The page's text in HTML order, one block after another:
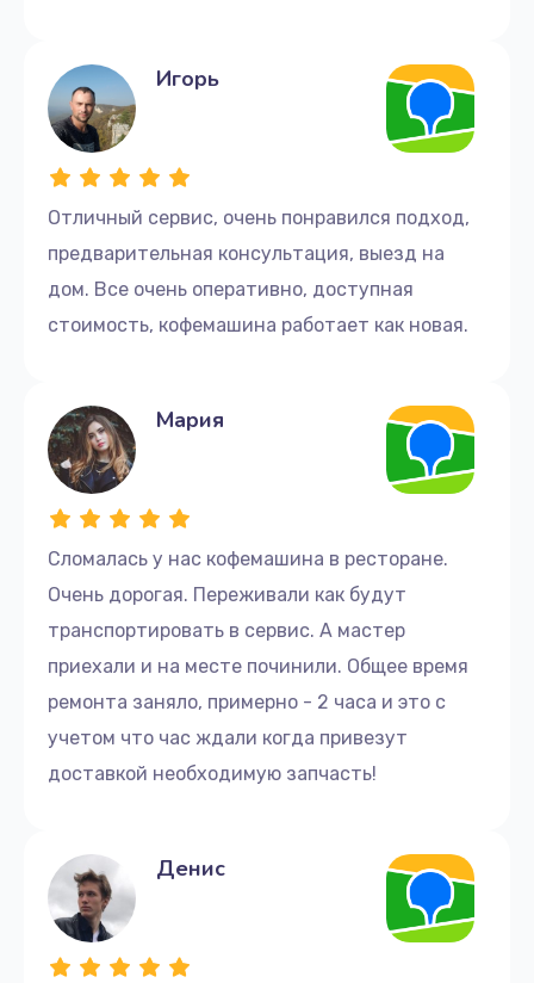
Чистка гидросистемы от накипи
Замена датчика термоблока
1990 руб.
Заказать
3000 руб.
Чистка с разбором кофемашины
2990 руб.
Заказать
Ремонт заварочного механизма
1500 руб.
Заказать
Заказать
Замена электромагнитного клапана
Отличный сервис, очень понравился подход,
предварительная консультация, выезд на
дом. Все очень оперативно, доступная
стоимость, кофемашина работает как новая.
Игорь
Сломалась у нас кофемашина в ресторане.
Очень дорогая. Переживали как будут
транспортировать в сервис. А мастер
приехали и на месте починили. Общее время
ремонта заняло, примерно - 2 часа и это с
учетом что час ждали когда привезут
доставкой необходимую запчасть!
Мария
Денис